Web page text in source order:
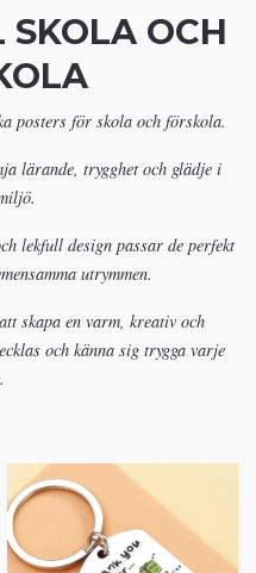
SKOLA OCH
posters för skola och förskola.
lärande, trygghet och glädje i
lekfull design passar de perfekt
utrymmen.
skapa en varm, kreativ och
och känna sig trygga varje